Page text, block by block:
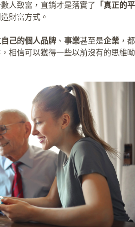
人致富，直銷才是落實了
「真正的平
財富方式。
己的個人品牌 、 事業甚至是企業 ，都
相信可以獲得一些以前沒有的思維呦